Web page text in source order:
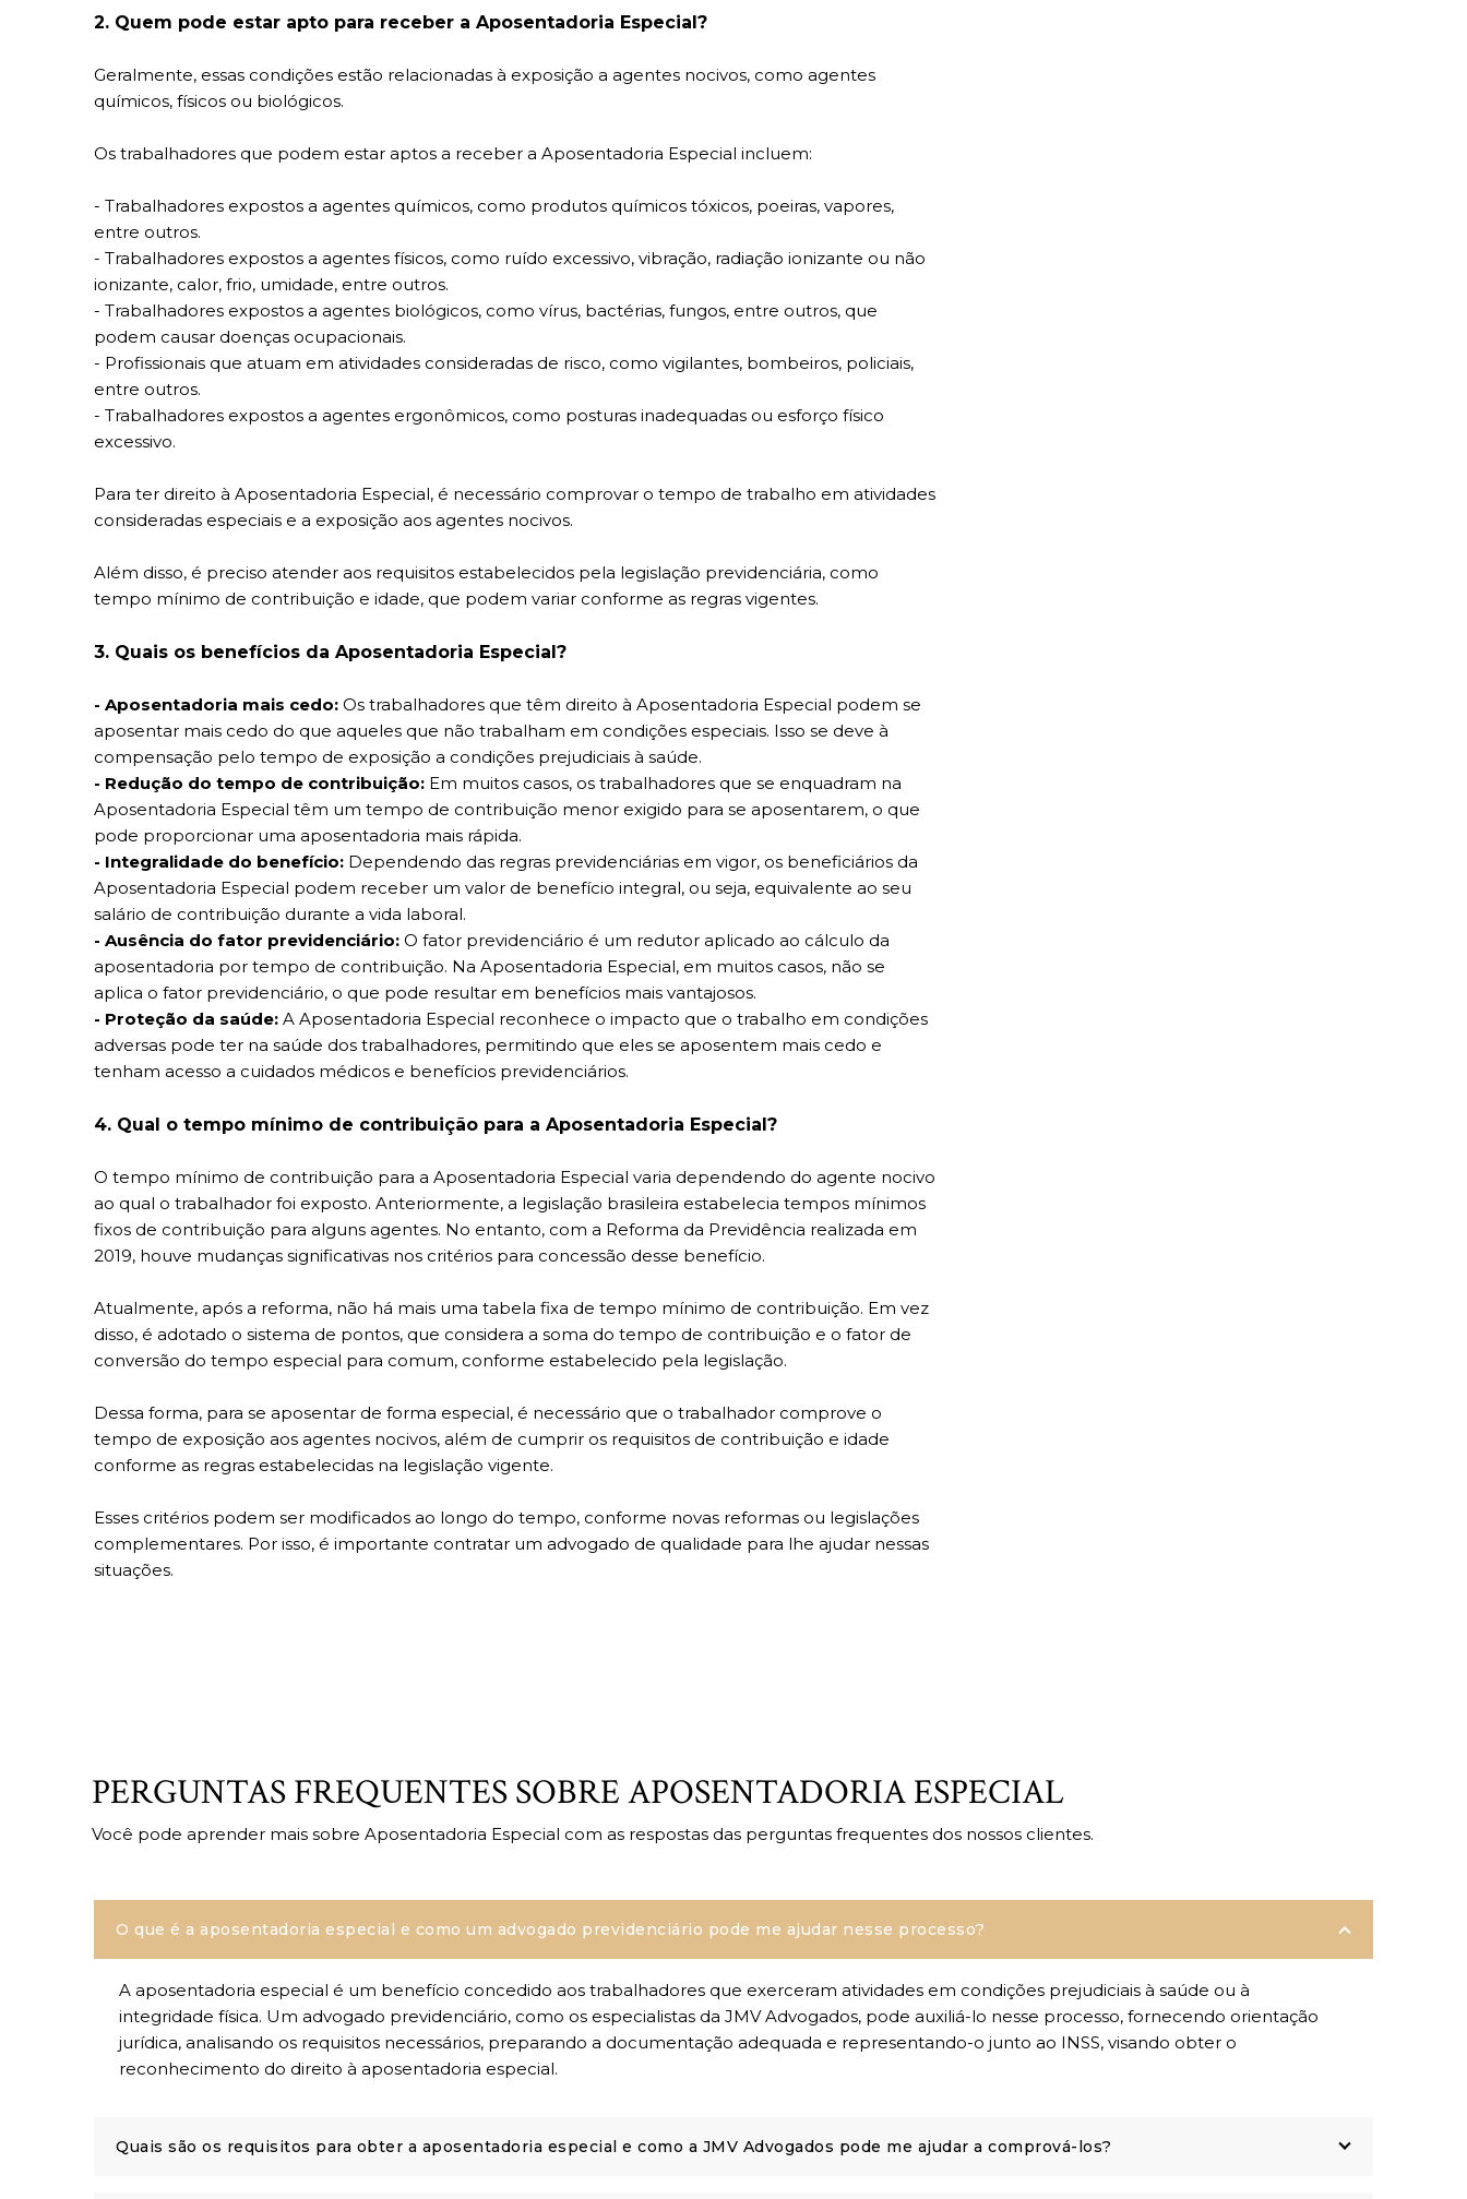
2. Quem pode estar apto para receber a Aposentadoria Especial?
Geralmente, essas condições estão relacionadas à exposição a agentes nocivos, como agentes
químicos, físicos ou biológicos.
Os trabalhadores que podem estar aptos a receber a Aposentadoria Especial incluem:
- Trabalhadores expostos a agentes químicos, como produtos químicos tóxicos, poeiras, vapores,
entre outros.
- Trabalhadores expostos a agentes físicos, como ruído excessivo, vibração, radiação ionizante ou não
ionizante, calor, frio, umidade, entre outros.
- Trabalhadores expostos a agentes biológicos, como vírus, bactérias, fungos, entre outros, que
podem causar doenças ocupacionais.
- Profissionais que atuam em atividades consideradas de risco, como vigilantes, bombeiros, policiais,
entre outros.
- Trabalhadores expostos a agentes ergonômicos, como posturas inadequadas ou esforço físico
excessivo.
Para ter direito à Aposentadoria Especial, é necessário comprovar o tempo de trabalho em atividades
consideradas especiais e a exposição aos agentes nocivos.
Além disso, é preciso atender aos requisitos estabelecidos pela legislação previdenciária, como
tempo mínimo de contribuição e idade, que podem variar conforme as regras vigentes.
3. Quais os benefícios da Aposentadoria Especial?
- Aposentadoria mais cedo:Os trabalhadores que têm direito à Aposentadoria Especial podem se
aposentar mais cedo do que aqueles que não trabalham em condições especiais. Isso se deve à
compensação pelo tempo de exposição a condições prejudiciais à saúde.
- Redução do tempo de contribuição: Em muitos casos, os trabalhadores que se enquadram na
Aposentadoria Especial têm um tempo de contribuição menor exigido para se aposentarem, o que
pode proporcionar uma aposentadoria mais rápida.
- Integralidade do benefício: Dependendo das regras previdenciárias em vigor, os beneficiários da
Aposentadoria Especial podem receber um valor de benefício integral, ou seja, equivalente ao seu
salário de contribuição durante a vida laboral.
- Ausência do fator previdenciário: O fator previdenciário é um redutor aplicado ao cálculo da
aposentadoria por tempo de contribuição. Na Aposentadoria Especial, em muitos casos, não se
aplica o fator previdenciário, o que pode resultar em benefícios mais vantajosos.
- Proteção da saúde: A Aposentadoria Especial reconhece o impacto que o trabalho em condições
adversas pode ter na saúde dos trabalhadores, permitindo que eles se aposentem mais cedo e
tenham acesso a cuidados médicos e benefícios previdenciários.
4. Qual o tempo mínimo de contribuição para a Aposentadoria Especial?
O tempo mínimo de contribuição para a Aposentadoria Especial varia dependendo do agente nocivo
ao qual o trabalhador foi exposto. Anteriormente, a legislação brasileira estabelecia tempos mínimos
fixos de contribuição para alguns agentes. No entanto, com a Reforma da Previdência realizada em
2019, houve mudanças significativas nos critérios para concessão desse benefício.
Atualmente, após a reforma, não há mais uma tabela fixa de tempo mínimo de contribuição. Em vez
disso, é adotado o sistema de pontos, que considera a soma do tempo de contribuição e o fator de
conversão do tempo especial para comum, conforme estabelecido pela legislação.
Dessa forma, para se aposentar de forma especial, é necessário que o trabalhador comprove o
tempo de exposição aos agentes nocivos, além de cumprir os requisitos de contribuição e idade
conforme as regras estabelecidas na legislação vigente.
Esses critérios podem ser modificados ao longo do tempo, conforme novas reformas ou legislações
complementares. Por isso, é importante contratar um advogado de qualidade para lhe ajudar nessas
situações.
PERGUNTAS FREQUENTES SOBRE APOSENTADORIA ESPECIAL
Você pode aprender mais sobre Aposentadoria Especial com as respostas das perguntas frequentes dos nossos clientes.
O que é a aposentadoria especial e como um advogado previdenciário pode me ajudar nesse processo?
A aposentadoria especial é um benefício concedido aos trabalhadores que exerceram atividades em condições prejudiciais à saúde ou à
integridade física. Um advogado previdenciário, como os especialistas da JMV Advogados, pode auxiliá-lo nesse processo, fornecendo orientação
jurídica, analisando os requisitos necessários, preparando a documentação adequada e representando-o junto ao INSS, visando obter o
reconhecimento do direito à aposentadoria especial.
Quais são os requisitos para obter a aposentadoria especial e como a JMV Advogados pode me ajudar a comprová-los?